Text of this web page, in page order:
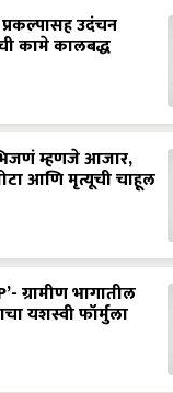
उदंचन
कामे कालबद्ध
म्हणजे आजार,
आणि मृत्यूची चाहूल
ग्रामीण भागातील
यशस्वी फॉर्मुला